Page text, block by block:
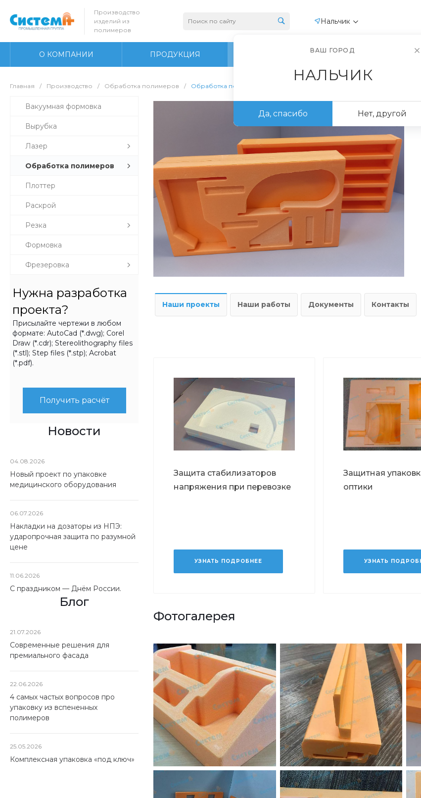
Производство
изделий из
полимеров
Нальчик
О КОМПАНИИ ПРОДУКЦИЯ ПРОИЗВОДСТВО
Главная / Производство / Обработка полимеров / Обработка пеноплекса
Вакуумная формовка
Вырубка
Лазер
Обработка полимеров
Плоттер
Раскрой
Резка
Формовка
Фрезеровка
Нужна разработка
проекта?
Присылайте чертежи в любом
формате: AutoCad (*.dwg); Corel
Draw (*.cdr); Stereolithography files
(*.stl); Step files (*.stp); Acrobat
(*.pdf).
Получить расчёт
Новости
04.08.2026
Новый проект по упаковке
медицинского оборудования
06.07.2026
Накладки на дозаторы из НПЭ:
ударопрочная защита по разумной
цене
11.06.2026
С праздником — Днём России.
Блог
21.07.2026
Современные решения для
премиального фасада
22.06.2026
4 самых частых вопросов про
упаковку из вспененных
полимеров
25.05.2026
Комплексная упаковка «под ключ»
Наши проекты Наши работы Документы Контакты
Защита стабилизаторов
напряжения при перевозке
УЗНАТЬ ПОДРОБНЕЕ
Защитная
оптики
УЗНАТЬ
Фотогалерея
ВАШ ГОРОД
НАЛЬЧИК
Да, спасибо Нет, другой